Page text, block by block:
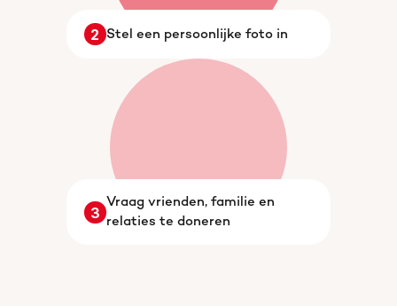
2 Stel een persoonlijke foto in
3
Vraag vrienden, familie en
relaties te doneren